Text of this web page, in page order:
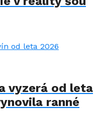
vyzerá od leta
ranné